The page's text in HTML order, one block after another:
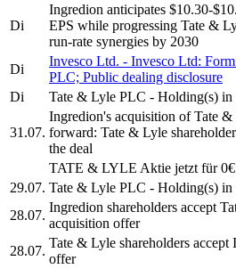
Di
Ingredion anticipates $10.30-
EPS while progressing Tate &
run-rate synergies by 2030
Di
Invesco Ltd. - Invesco Ltd:
PLC; Public dealing disclosure
Di
Tate & Lyle PLC - Holding(s) in
31.07.
Ingredion's acquisition ofTate &
forward: Tate & Lyle
the deal
TATE & LYLE Aktie jetzt für
29.07. Tate & Lyle PLC - Holding(s) in
28.07.
Ingredion shareholders accept
acquisition offer
28.07.
Tate & Lyle shareholders accept
offer